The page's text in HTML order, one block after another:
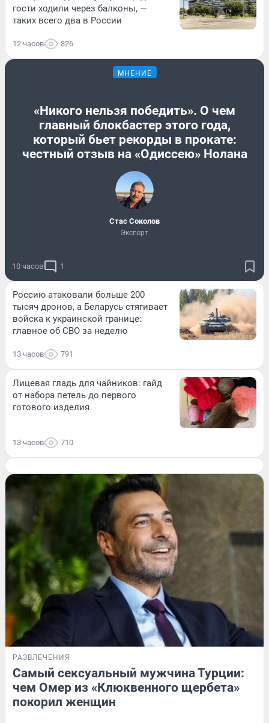
гости ходили через балконы, —
таких всего два в России
12 часов 826
МНЕНИЕ
«Никого нельзя победить». О чем
главный блокбастер этого года,
который бьет рекорды в прокате:
честный отзыв на «Одиссею» Нолана
Стас Соколов
Эксперт
10 часов 1
Россию атаковали больше 200
тысяч дронов, а Беларусь стягивает
войска к украинской границе:
главное об СВО за неделю
13 часов 791
Лицевая гладь для чайников: гайд
от набора петель до первого
готового изделия
13 часов 710
РАЗВЛЕЧЕНИЯ
Самый сексуальный мужчина Турции:
чем Омер из «Клюквенного щербета»
покорил женщин